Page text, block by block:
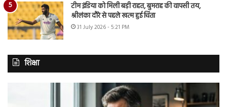
टीम इंडिया को मिली बड़ी राहत, बुमराह की वापसी तय,
श्रीलंका दौरे से पहले खत्म हुई चिंता
31 July 2026 - 5:21 PM
शिक्षा